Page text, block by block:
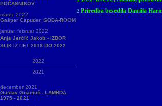
POČASNIKOV
marec 2022
Gašper Capuder, SOBA-ROOM
januar, februar 2022
Anja Jerčič Jakob - IZBOR
SLIK IZ LET 2018 DO 2022
2022
2021
december 2021
Gustav Gnamuš - LAMBDA
1975 - 2021
2 Priredba besedila Daniila